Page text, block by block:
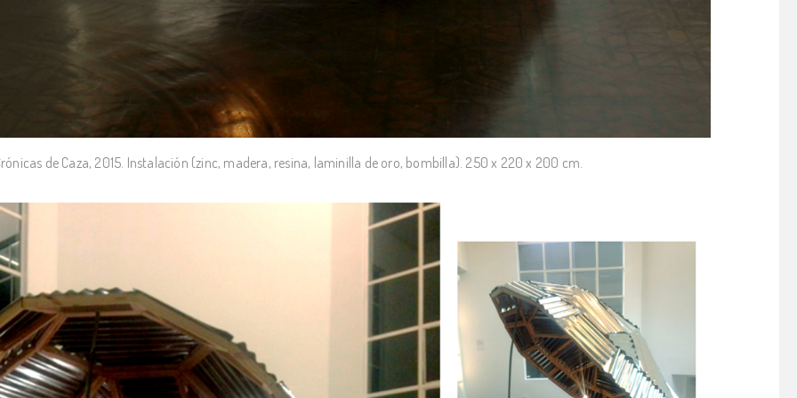
de Caza, 2015. Instalación (zinc, madera, resina, laminilla de oro, bombilla). 250 x 220 x 200 cm.